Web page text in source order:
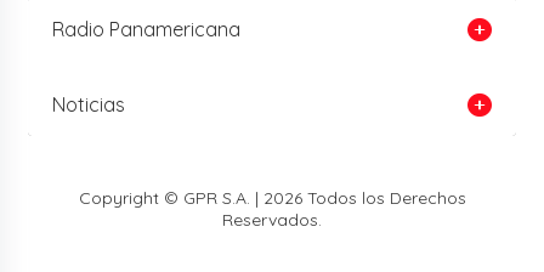
Radio Panamericana
Noticias
Copyright © GPR S.A. | 2026 Todos los Derechos
Reservados.